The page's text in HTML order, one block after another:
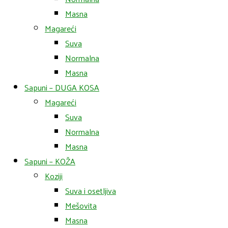
Masna
Magareći
Suva
Normalna
Masna
Sapuni – DUGA KOSA
Magareći
Suva
Normalna
Masna
Sapuni – KOŽA
Koziji
Suva i osetljiva
Mešovita
Masna